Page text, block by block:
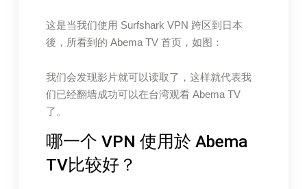
这是当我们使用 Surfshark VPN 跨区到日本
後，所看到的 Abema TV 首页，如图：
我们会发现影片就可以读取了，这样就代表我
们已经翻墙成功可以在台湾观看 Abema TV
了。
哪一个 VPN 使用於 Abema
TV比较好？